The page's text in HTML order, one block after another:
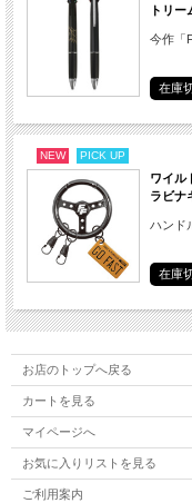
トリー
今作「
在庫
NEW PICK UP
ワイル
ラビナ
ハンド
在庫
お店のトップへ戻る
カートを見る
マイページへ
お気に入りリストを見る
ご利用案内